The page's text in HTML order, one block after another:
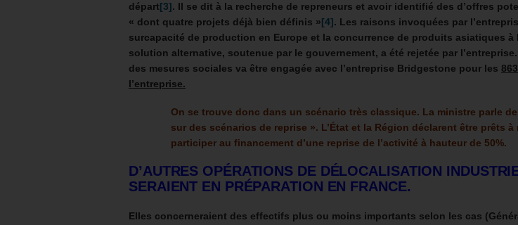
départ[3]. Il se dit à la recherche de repreneurs et avoir identifié des d’offres
« dont quatre projets déjà bien définis »[4]. Les raisons invoquées par
surcapacité de production en Europe et la concurrence de produits asiatiques à
solution alternative, soutenue par le gouvernement, a été rejetée par
des mesures sociales va être engagée avec l’entreprise Bridgestone pour les
l’entreprise.
On se trouve donc dans un scénario très classique. La ministre parle
sur des scénarios de reprise ». L’État et la Région déclarent être prêts à
participer au financement d’une reprise de l’activité à hauteur de 50%.
D’AUTRES OPÉRATIONS DE DÉLOCALISATION
SERAIENT EN PRÉPARATION EN FRANCE.
Elles concerneraient des effectifs plus ou moins importants selon les cas